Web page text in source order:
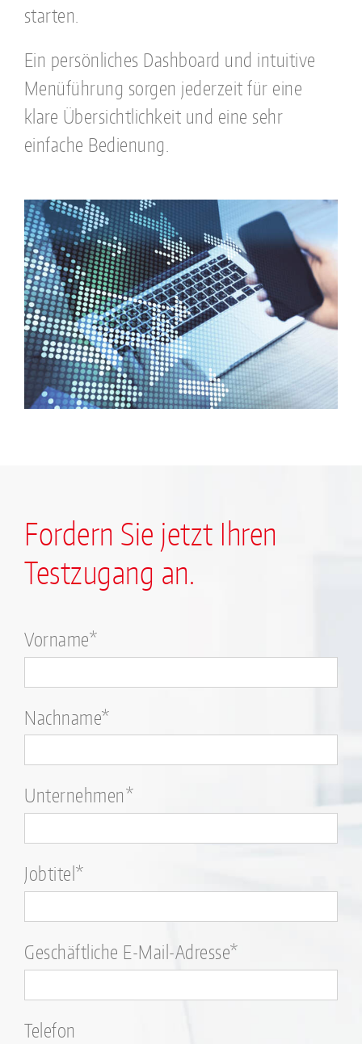
starten.
Ein persönliches Dashboard und intuitive
Menüführung sorgen jederzeit für eine
klare Übersichtlichkeit und eine sehr
einfache Bedienung.
Fordern Sie jetzt Ihren
Testzugang an.
lasse
Feld
leer.
Vorname*
Nachname*
Unternehmen*
Jobtitel*
Geschäftliche E-Mail-Adresse*
Telefon